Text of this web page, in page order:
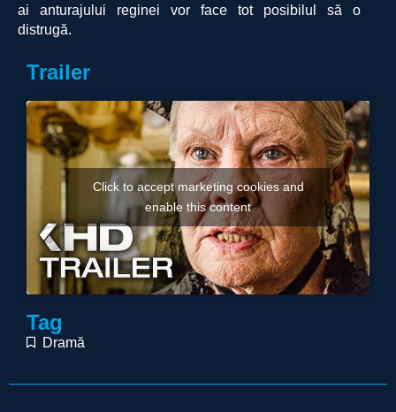
ai anturajului reginei vor face tot posibilul să o
distrugă.
Trailer
Click to accept marketing cookies and
enable this content
Tag
Dramă